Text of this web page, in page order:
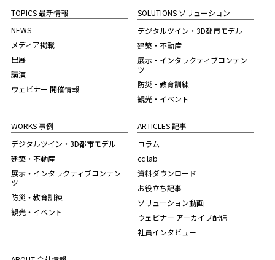
TOPICS 最新情報
NEWS
メディア掲載
出展
講演
ウェビナー 開催情報
WORKS 事例
デジタルツイン・3D都市モデル
建築・不動産
展示・インタラクティブコンテン
ツ
防災・教育訓練
観光・イベント
SOLUTIONS ソリューション
デジタルツイン・3D都市モデル
建築・不動産
展示・インタラクティブコンテン
ツ
防災・教育訓練
観光・イベント
ARTICLES 記事
コラム
cc lab
資料ダウンロード
お役立ち記事
ソリューション動画
ウェビナー アーカイブ配信
社員インタビュー